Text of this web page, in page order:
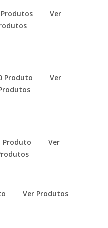
Ver
Produto
Ver
Produto
Ver
Ver Produtos